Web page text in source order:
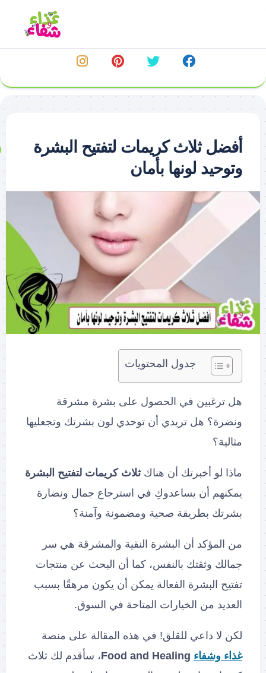
أفضل ثلاث كريمات لتفتيح البشرة
وتوحيد لونها بأمان
جدول المحتويات
هل ترغبين في الحصول على بشرة مشرقة
ونضرة؟ هل تريدي أن توحدي لون بشرتك وتجعليها
مثالية؟
ماذا لو أخبرتك أن هناكثلاث كريمات لتفتيح البشرة
يمكنهم أن يساعدوكِ في استرجاع جمال ونضارة
بشرتك بطريقة صحية ومضمونة وآمنة؟
من المؤكد أن البشرة النقية والمشرقة هي سر
جمالك وثقتك بالنفس، كما أن البحث عن منتجات
تفتيح البشرة الفعالة يمكن أن يكون مرهقًا بسبب
العديد من الخيارات المتاحة في السوق.
لكن لا داعي للقلق! في هذه المقالة على منصة
غذاء وشفاء
، سأقدم لك ثلاث